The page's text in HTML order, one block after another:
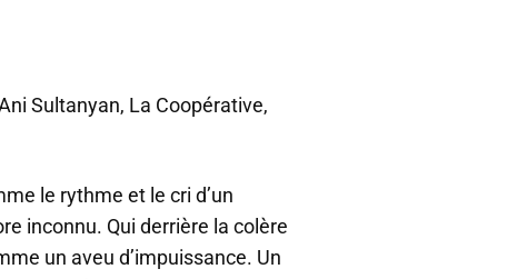
Sultanyan, La Coopérative,
le rythme et le cri d’un
inconnu. Qui derrière la colère
un aveu d’impuissance. Un